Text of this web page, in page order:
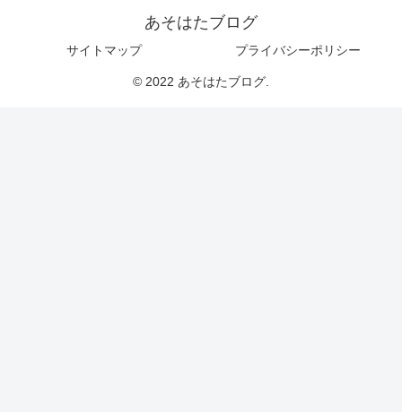
あそはたブログ
サイトマップ プライバシーポリシー
© 2022 あそはたブログ.